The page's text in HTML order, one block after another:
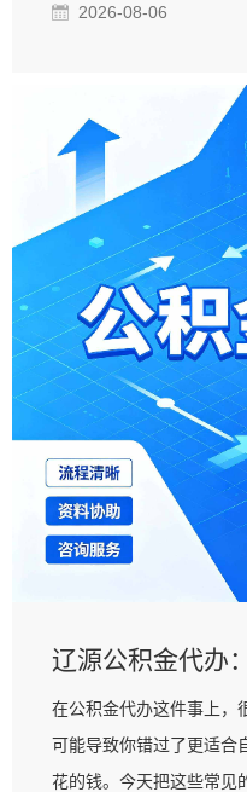
2026-08-06
辽源公积金代办
在公积金代办这件事上，
可能导致你错过了更适合
花的钱。今天把这些常见